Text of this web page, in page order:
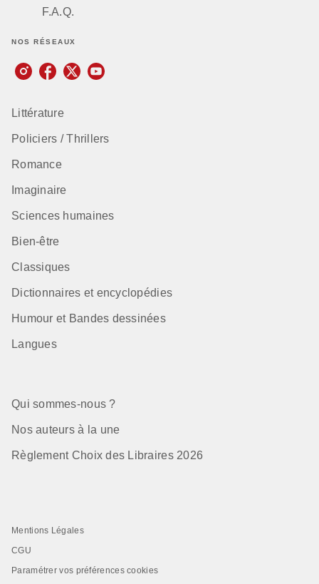
F.A.Q.
NOS RÉSEAUX
Littérature
Policiers / Thrillers
Romance
Imaginaire
Sciences humaines
Bien-être
Classiques
Dictionnaires et encyclopédies
Humour et Bandes dessinées
Langues
Qui sommes-nous ?
Nos auteurs à la une
Règlement Choix des Libraires 2026
Mentions Légales
CGU
Paramétrer vos préférences cookies